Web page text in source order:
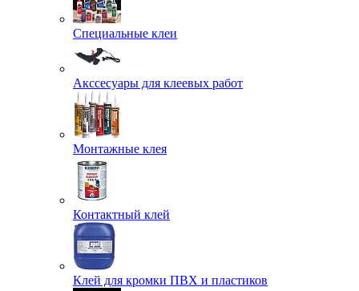
Специальные клеи
Акссесуары для клеевых работ
Монтажные клея
Контактный клей
Клей для кромки ПВХ и пластиков